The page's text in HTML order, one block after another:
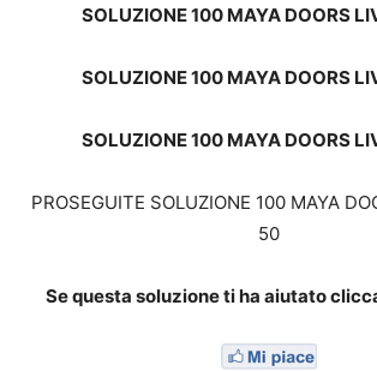
SOLUZIONE 100 MAYA DOORS
SOLUZIONE 100 MAYA DOORS
SOLUZIONE 100 MAYA DOORS
PROSEGUITE SOLUZIONE 100 MAYA
50
Se questa soluzione ti ha aiutato